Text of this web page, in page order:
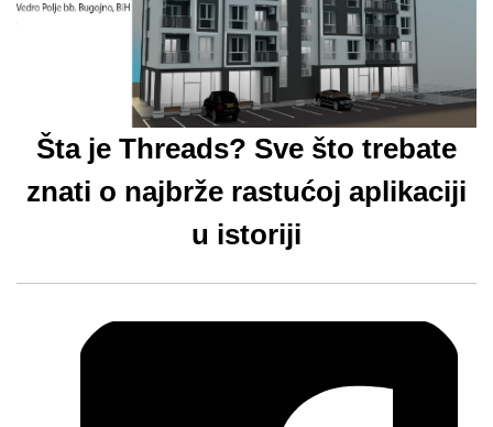
Šta je Threads? Sve što trebate
znati o najbrže rastućoj aplikaciji
u istoriji